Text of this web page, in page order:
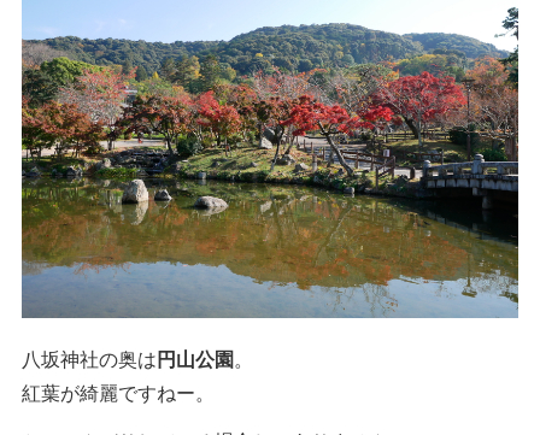
八坂神社の奥は円山公園。
紅葉が綺麗ですねー。